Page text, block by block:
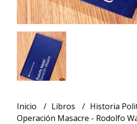
Inicio Libros
Historia
Operación Masacre - Rodolfo